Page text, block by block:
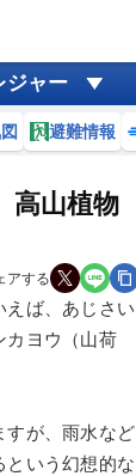
ジャー
避難情報
山植物
アする
えば、あじさい
カヨウ（山荷
すが、雨水など
という幻想的な